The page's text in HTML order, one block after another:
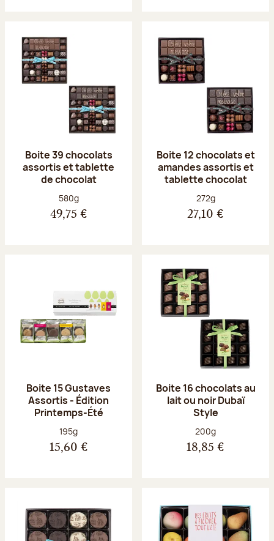
Boite 39 chocolats
assortis et tablette
de chocolat
Poids net :
580g
49,75 €
Boite 12 chocolats et
amandes assortis et
tablette chocolat
Poids net :
272g
27,10 €
Boite 15 Gustaves
Assortis - Édition
Printemps-Été
Poids net :
195g
15,60 €
Boite 16 chocolats au
lait ou noir Dubaï
Style
Poids net :
200g
18,85 €